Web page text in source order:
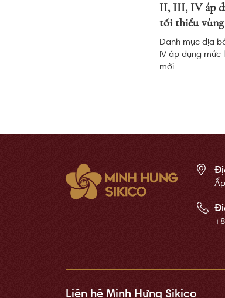
II, III, IV áp
tối thiểu vùng
Danh mục địa
IV áp dụng mức
mới...
Liên hệ Minh Hưng Sikico